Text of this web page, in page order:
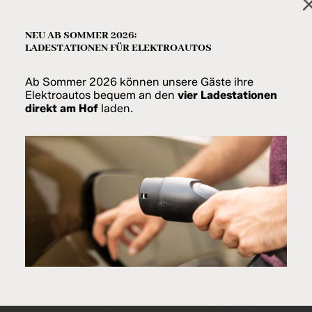
& WINTERURLAUB MITTEN IN DEN
NEU AB SOMMER 2026:
LADESTATIONEN FÜR ELEKTROAUTOS
Ab Sommer 2026 können unsere Gäste ihre
Elektroautos bequem an den vier Ladestationen
direkt am Hof laden.